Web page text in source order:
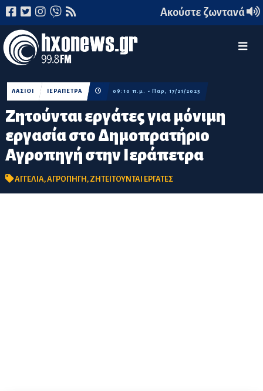
Ακούστε ζωντανά
Ζητούνται εργάτες για μόνιμη
εργασία στο Δημοπρατήριο
Αγροπηγή στην Ιεράπετρα
ΛΑΣΙΘΙ ΙΕΡΑΠΕΤΡΑ 09:10 π.μ. - Παρ, 17/21/2025
ΑΓΓΕΛΙΑ,ΑΓΡΟΠΗΓΗ, ΖΗΤΕΙΤΟΥΝΤΑΙ ΕΡΓΑΤΕΣ